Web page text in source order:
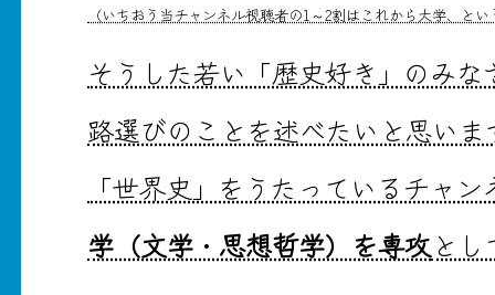
（いちおう当チャンネル視聴者の1～2割はこれから大学、と
そうした若い「歴史好き」のみ
路選びのことを述べたいと思いま
「世界史」をうたっているチャ
学（文学・思想哲学）を専攻と